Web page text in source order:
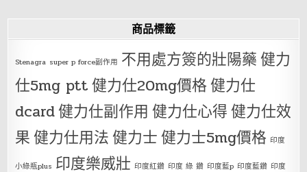
商品標籤
Stenagra super p force副作用 不用處方簽的壯陽藥健力
仕5mg ptt健力仕20mg價格健力仕
dcard健力仕副作用 健力仕心得健力仕效
果健力仕用法健力士健力士5mg價格 印度
小綠瓶plus 印度樂威壯 印度紅鑽 印度 綠 鑽 印度藍p 印度藍鑽 印度